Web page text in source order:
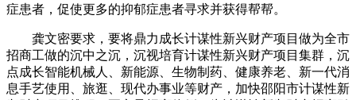
症患者，促使更多的抑郁症患者寻求并获得帮帮。
龚文密要求，要将鼎力成长计谋性新兴财产项目做为全市
招商工做的沉中之沉，沉视培育计谋性新兴财产项目集群，沉
点成长智能机械人、新能源、生物制药、健康养老、新一代消
息手艺使用、旅逛、现代办事业等财产，加快邵阳市计谋性新